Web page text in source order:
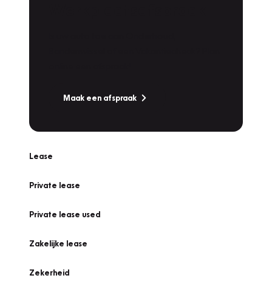
Maak een afspraak
Lease
Private lease
Private lease used
Zakelijke lease
Zekerheid